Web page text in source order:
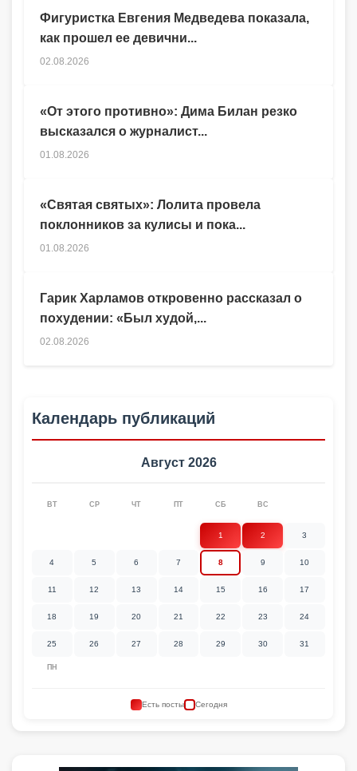
Гарик Харламов откровенно рассказал о
похудении: «Был худой,...
02.08.2026
Фигуристка Евгения Медведева показала,
как прошел ее девични...
02.08.2026
«От этого противно»: Дима Билан резко
высказался о журналист...
01.08.2026
«Святая святых»: Лолита провела
поклонников за кулисы и пока...
01.08.2026
Календарь публикаций
Август 2026
ПН
ВТ СР ЧТ ПТ СБ ВС
1 2 3
4 5 6 7 8 9 10
11 12 13 14 15 16 17
18 19 20 21 22 23 24
25 26 27 28 29 30 31
Есть посты Сегодня